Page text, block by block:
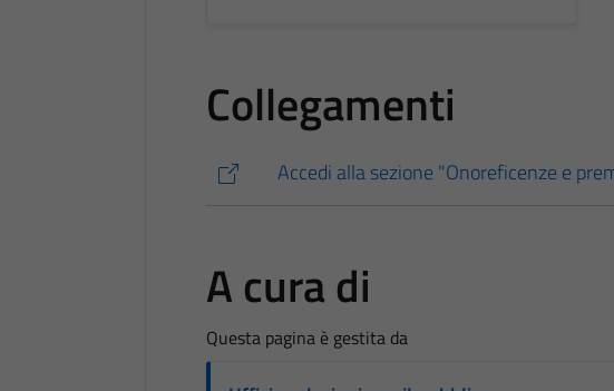
Collegamenti
Accedi alla sezione "Onoreficenze e
A cura di
Questa pagina è gestita da